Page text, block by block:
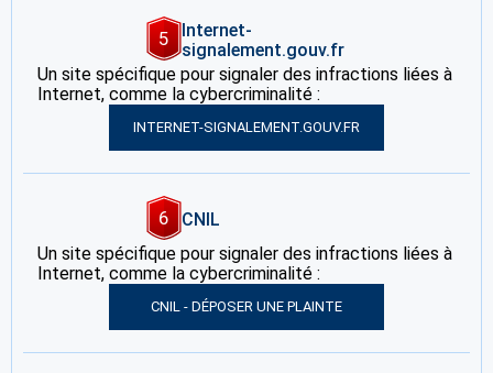
5
Internet-
signalement.gouv.fr
Un site spécifique pour signaler des infractions liées à
Internet, comme la cybercriminalité :
INTERNET-SIGNALEMENT.GOUV.FR
6
CNIL
Un site spécifique pour signaler des infractions liées à
Internet, comme la cybercriminalité :
CNIL - DÉPOSER UNE PLAINTE